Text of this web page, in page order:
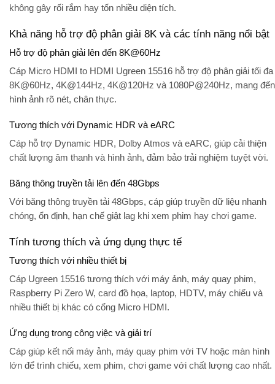
không gây rối rắm hay tốn nhiều diện tích.
Khả năng hỗ trợ độ phân giải 8K và các tính năng nổi bật
Hỗ trợ độ phân giải lên đến 8K@60Hz
Cáp Micro HDMI to HDMI Ugreen 15516 hỗ trợ độ phân giải tối đa
8K@60Hz, 4K@144Hz, 4K@120Hz và 1080P@240Hz, mang đến
hình ảnh rõ nét, chân thực.
Tương thích với Dynamic HDR và eARC
Cáp hỗ trợ Dynamic HDR, Dolby Atmos và eARC, giúp cải thiện
chất lượng âm thanh và hình ảnh, đảm bảo trải nghiệm tuyệt vời.
Băng thông truyền tải lên đến 48Gbps
Với băng thông truyền tải 48Gbps, cáp giúp truyền dữ liệu nhanh
chóng, ổn định, hạn chế giật lag khi xem phim hay chơi game.
Tính tương thích và ứng dụng thực tế
Tương thích với nhiều thiết bị
Cáp Ugreen 15516 tương thích với máy ảnh, máy quay phim,
Raspberry Pi Zero W, card đồ họa, laptop, HDTV, máy chiếu và
nhiều thiết bị khác có cổng Micro HDMI.
Ứng dụng trong công việc và giải trí
Cáp giúp kết nối máy ảnh, máy quay phim với TV hoặc màn hình
lớn để trình chiếu, xem phim, chơi game với chất lượng cao nhất.